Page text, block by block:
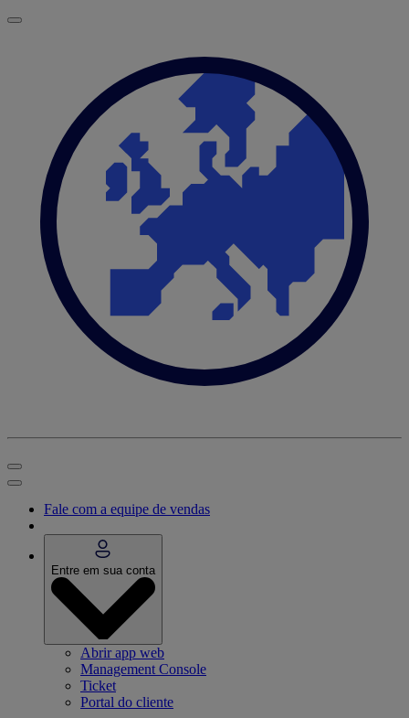
Fale com a equipe de vendas
Entre em sua conta
Abrir app web
Management Console
Ticket
Portal do cliente